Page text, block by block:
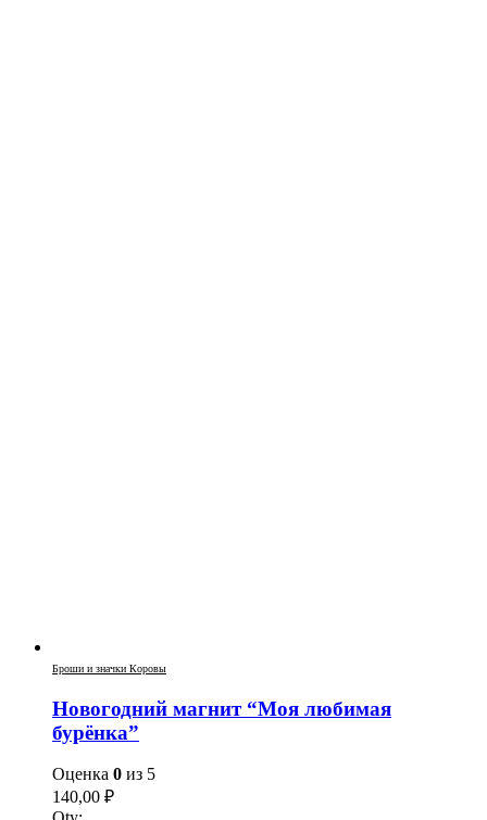
Броши и значки Коровы
Новогодний магнит “Моя любимая
бурёнка”
Оценка 0 из 5
140,00 ₽